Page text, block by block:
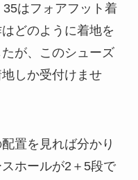
はフォアフット着
どのように着地を
が、このシューズ
しか受付けませ
置を見れば分かり
ホールが2＋5段で